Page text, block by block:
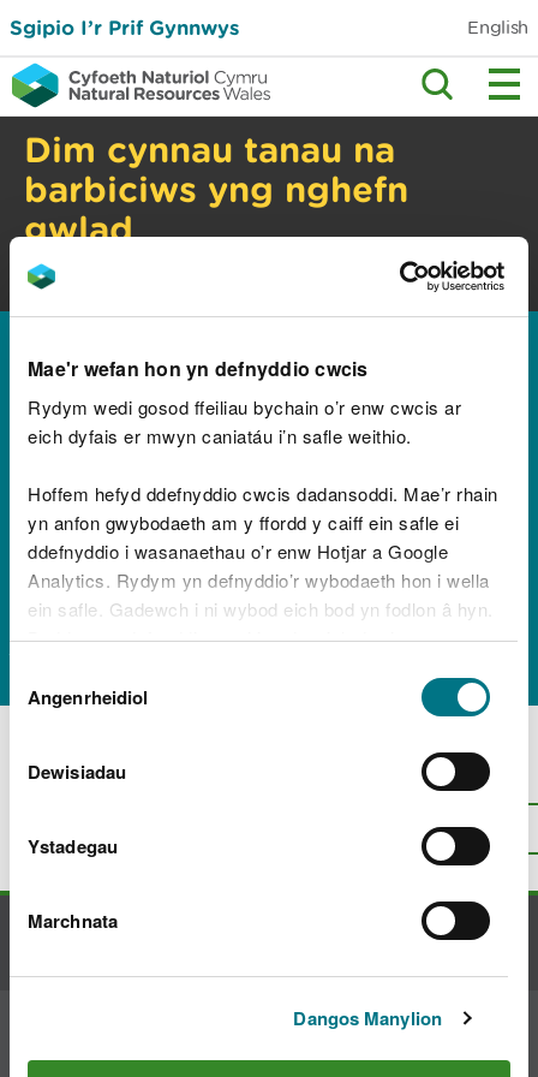
Mae'r wefan hon yn defnyddio cwcis
Rydym wedi gosod ffeiliau bychain o’r enw cwcis ar
eich dyfais er mwyn caniatáu i’n safle weithio.
Hoffem hefyd ddefnyddio cwcis dadansoddi. Mae’r rhain
yn anfon gwybodaeth am y ffordd y caiff ein safle ei
ddefnyddio i wasanaethau o’r enw Hotjar a Google
Analytics. Rydym yn defnyddio’r wybodaeth hon i wella
ein safle. Gadewch i ni wybod eich bod yn fodlon â hyn.
Byddwn yn defnyddio cwci i gadw eich dewis.
Gellirdarllen mwy am ein cwcis cyn i chi ddewis.
Caniatâd
Angenrheidiol
Dewisiadau
Ystadegau
Marchnata
Dangos Manylion
Sgipio I’r Prif Gynnwys English
Dim cynnau tanau na
barbiciws yng nghefn
gwlad
Perygl tanau gwyllt. Gwiriwch y cyngor
diogelwch.
Canlyniadau ar gyfer
"heimaapp蘋果簽名官網
長期合作方案-TG-
Rocketkj1⏪️騰訊雲國際
免實名賬號.qlw"
Oes rhywbeth o’i le gyda’r dudalen
Argraffu’r dudalen hon
I fyny